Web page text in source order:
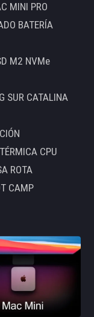
MINI PRO
BATERÍA
M2 NVMe
SUR CATALINA
CPU
ROTA
CAMP